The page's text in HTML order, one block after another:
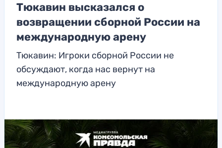
Тюкавин высказался о
возвращении сборной России на
международную арену
Тюкавин: Игроки сборной России не
обсуждают, когда нас вернут на
международную арену